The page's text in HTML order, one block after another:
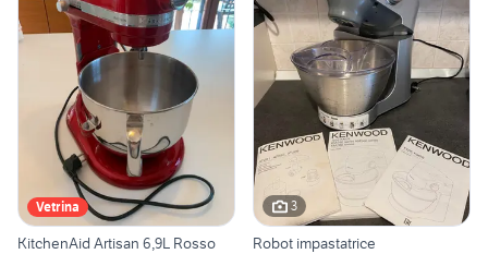
Vetrina
KitchenAid Artisan 6,9L Rosso
3
Robot impastatrice